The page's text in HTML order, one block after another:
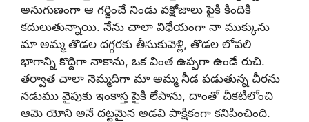
అనుగుణంగా ఆ గర్జించే నిండు వక్షోజాలు పైకి కిందికి
కదులుతున్నాయి. నేను చాలా విధేయంగా నా ముక్కును
మా అమ్మ తొడల దగ్గరకు తీసుకువెళ్లి, తొడల లోపలి
భాగాన్ని కొద్దిగా నాకాను, ఒక వింత ఉప్పగా ఉండే రుచి.
తర్వాత చాలా నెమ్మదిగా మా అమ్మ నీడ పడుతున్న చీరను
నడుము వైపుకు ఇంకాస్త పైకి లేపాను, దాంతో చీకటిలోంచి
ఆమె యోని అనే దట్టమైన అడవి పాక్షికంగా కనిపించింది.